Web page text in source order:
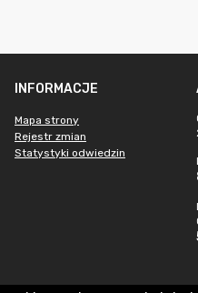
INFORMACJE
Mapa strony
Rejestr zmian
Statystyki odwiedzin